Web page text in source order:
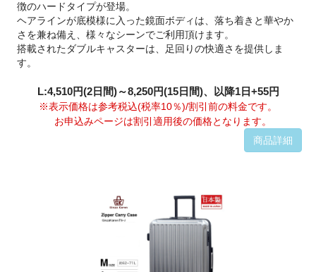
徴のハードタイプが登場。
ヘアラインが底模様に入った鏡面ボディは、落ち着きと華やか
さを兼ね備え、様々なシーンでご利用頂けます。
搭載されたダブルキャスターは、足回りの快適さを提供しま
す。
L:4,510円(2日間)～8,250円(15日間)、以降1日+55円
※表示価格は参考税込(税率10％)/割引前の料金です。
お申込みページは割引適用後の価格となります。
商品詳細